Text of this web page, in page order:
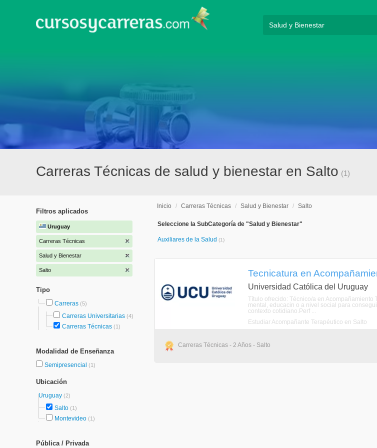
Carreras Técnicas de salud y bienestar en Salto (1)
Filtros aplicados
Uruguay
Carreras Técnicas
Salud y Bienestar
Salto
Tipo
Carreras (5)
Carreras Universitarias (4)
Carreras Técnicas (1)
Modalidad de Enseñanza
Semipresencial (1)
Ubicación
Uruguay (2)
Salto (1)
Montevideo (1)
Pública / Privada
Inicio / Carreras Técnicas / Salud y Bienestar / Salto
Seleccione la SubCategoría de "Salud y Bienestar"
Auxiliares de la Salud (1)
Tecnicatura en
Universidad Católica del Uruguay
Título ofrecido: Técnico/a en
mental, educacin o a nivel social para
contexto cotidiano.Perf ...
Estudiar Acompañante Terapéutico en Salto
Carreras Técnicas - 2 Años - Salto